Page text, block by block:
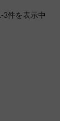
3件を表示中